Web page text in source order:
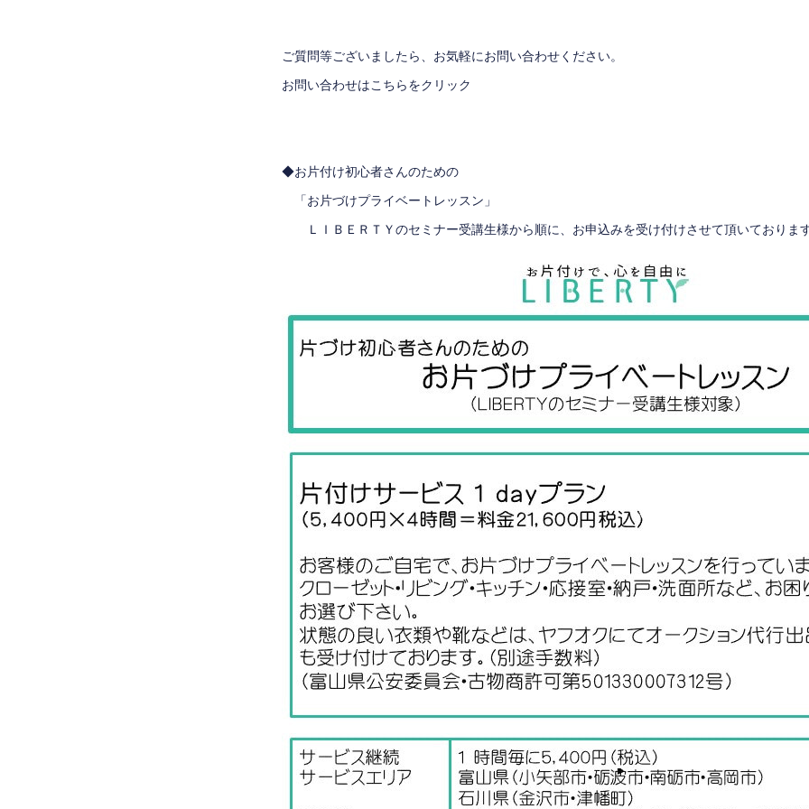
ご質問等ございましたら、お気軽にお問い合わせください。
お問い合わせはこちらをクリック
◆お片付け初心者さんのための
「お片づけプライベートレッスン」
ＬＩＢＥＲＴＹのセミナー受講生様から順に、お申込みを受け付けさせて頂いておりま